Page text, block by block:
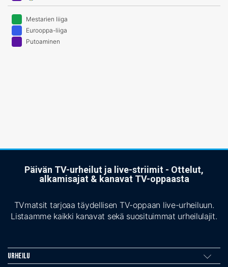
Mestarien liiga
Eurooppa-liiga
Putoaminen
Päivän TV-urheilut ja live-striimit - Ottelut,
alkamisajat & kanavat TV-oppaasta
TVmatsit tarjoaa täydellisen TV-oppaan live-urheiluun.
Listaamme kaikki kanavat sekä suosituimmat urheilulajit.
Urheilu